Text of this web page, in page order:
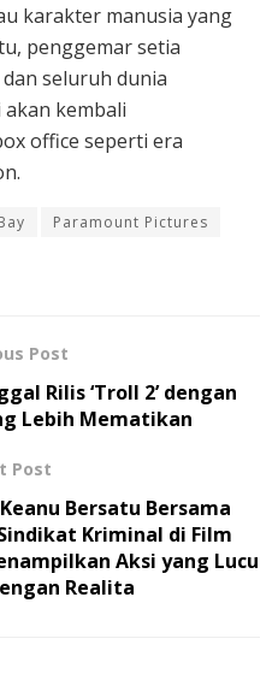
karakter manusia yang
penggemar setia
seluruh dunia
kembali
office seperti era
Paramount Pictures
Post
Rilis ‘Troll 2’ dengan
Lebih Mematikan
Post
Bersatu Bersama
Kriminal di Film
Aksi yang Lucu
Realita